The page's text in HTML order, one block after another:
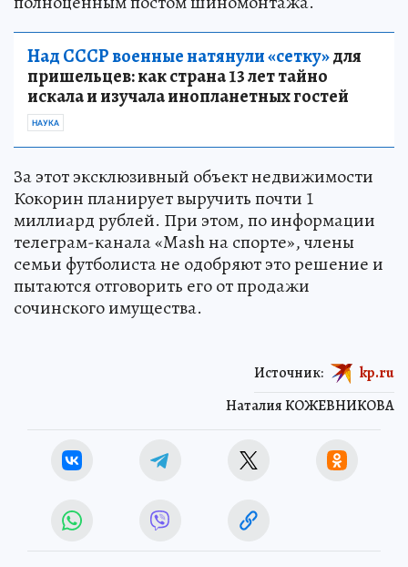
Над СССР военные натянули «сетку»для
пришельцев: как страна 13 лет тайно
искала и изучала инопланетных гостей
НАУКА
За этот эксклюзивный объект недвижимости
Кокорин планирует выручить почти 1
миллиард рублей. При этом, по информации
телеграм-канала «Mash на спорте», члены
семьи футболиста не одобряют это решение и
пытаются отговорить его от продажи
сочинского имущества.
Наталия КОЖЕВНИКОВА
Источник: kp.ru